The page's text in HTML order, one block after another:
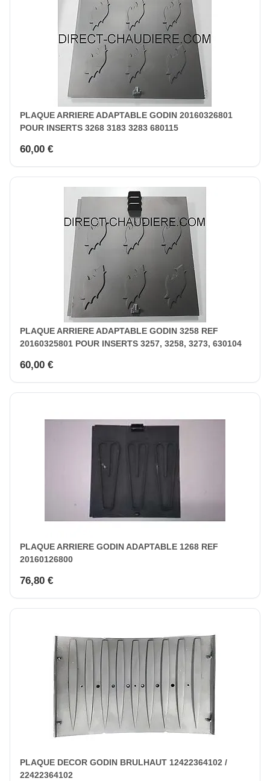
PLAQUE ARRIERE ADAPTABLE GODIN 20160326801
POUR INSERTS 3268 3183 3283 680115
60,00 €
PLAQUE ARRIERE ADAPTABLE GODIN 3258 REF
20160325801 POUR INSERTS 3257, 3258, 3273, 630104
60,00 €
PLAQUE ARRIERE GODIN ADAPTABLE 1268 REF
20160126800
76,80 €
PLAQUE DECOR GODIN BRULHAUT 12422364102 /
22422364102